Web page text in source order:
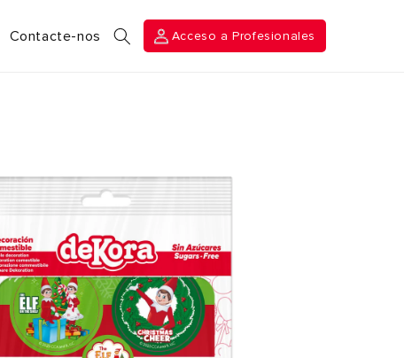
Contacte-nos Acceso a Profesionales
Profesionales